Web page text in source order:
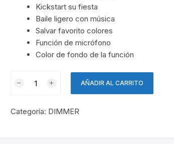
Kickstart su fiesta
Baile ligero con música
Salvar favorito colores
Función de micrófono
Color de fondo de la función
Dimmer
Bluetooth
AÑADIR AL CARRITO
Categoría: DIMMER